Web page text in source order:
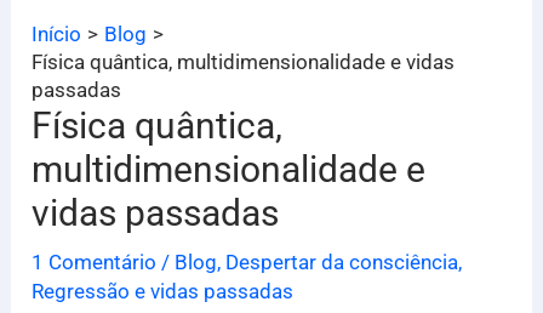
Início
Blog
Física quântica, multidimensionalidade e vidas
passadas
Física quântica,
multidimensionalidade e
vidas passadas
1 Comentário / Blog, Despertar da consciência,
Regressão e vidas passadas